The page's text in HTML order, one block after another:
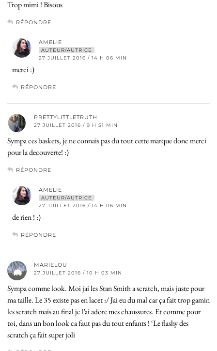
Trop mimi ! Bisous
RÉPONDRE
AMELIE
AUTEUR/AUTRICE
27 JUILLET 2016 / 14 H 06 MIN
merci :)
RÉPONDRE
PRETTYLITTLETRUTH
27 JUILLET 2016 / 9 H 51 MIN
Sympa ces baskets, je ne connais pas du tout cette marque donc merci
pour la decouverte! :)
RÉPONDRE
AMELIE
AUTEUR/AUTRICE
27 JUILLET 2016 / 14 H 06 MIN
de rien ! :)
RÉPONDRE
MARIELOU
27 JUILLET 2016 / 10 H 03 MIN
Sympa comme look. Moi jai les Stan Smith a scratch, mais juste pour
ma taille. Le 35 existe pas en lacet :/ Jai eu du mal car ça fait trop gamin
les scratch mais au final je l’ai adore mes chaussures. Et comme pour
toi, dans un bon look ca faut pas du tout enfants ! ‘Le flashy des
scratch ça fait super joli